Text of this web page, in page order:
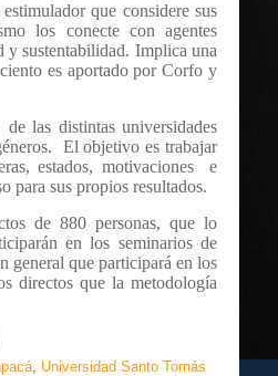
que considere sus
los conecte con agentes
y sustentabilidad. Implica una
es aportado por Corfo y
de las distintas universidades
El objetivo es trabajar
estados, motivaciones
e
para sus propios resultados.
de 880 personas, que lo
en los seminarios de
general que participará en los
directos que la metodología
, Universidad Santo Tomás